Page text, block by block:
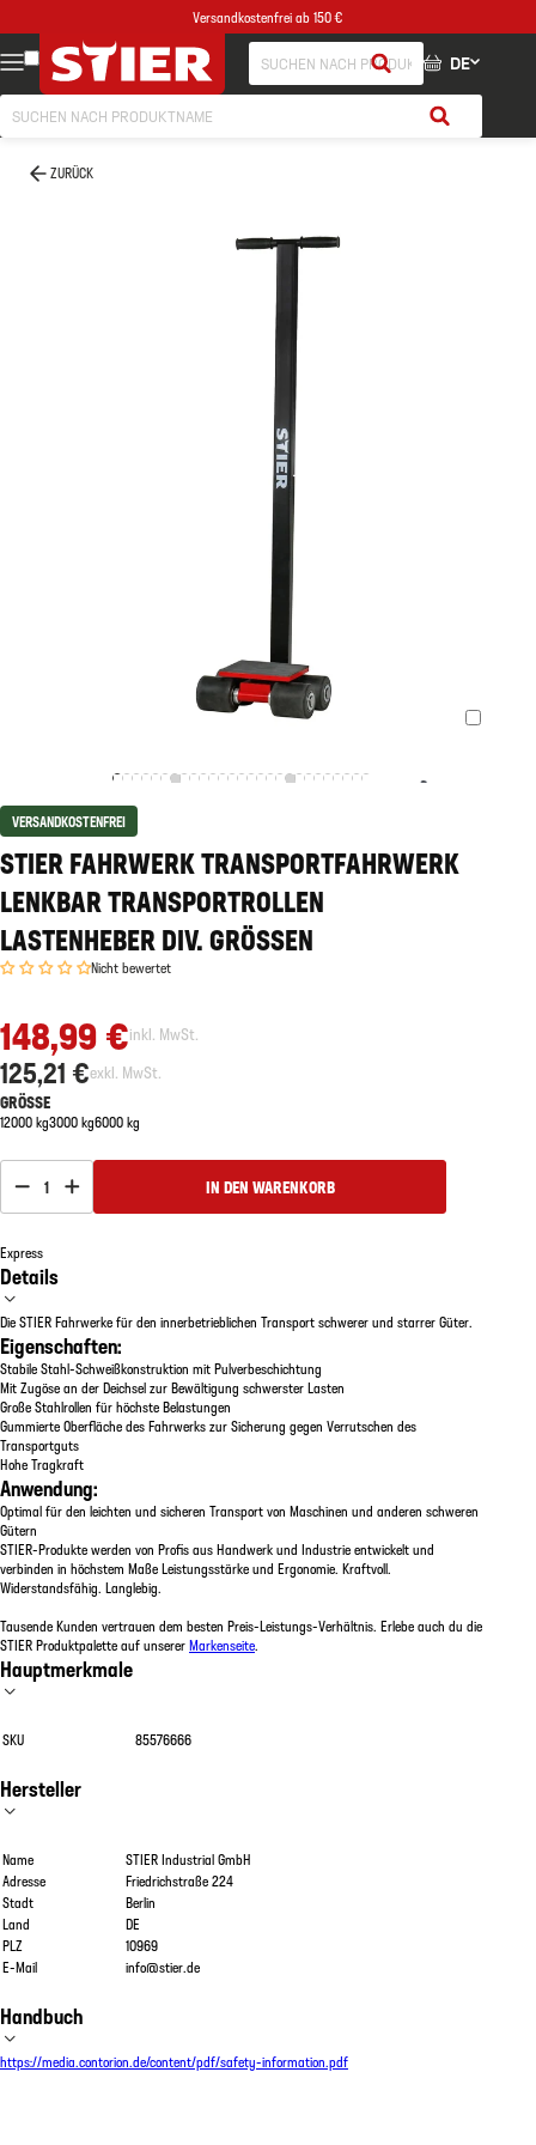
Versandkostenfrei ab 150 €
DE
ZURÜCK
VERSANDKOSTENFREI
STIER FAHRWERK TRANSPORTFAHRWERK
LENKBAR TRANSPORTROLLEN
LASTENHEBER DIV. GRÖSSEN
Nicht bewertet
148,99 €inkl. MwSt.
125,21 €exkl. MwSt.
GRÖSSE
12000 kg3000 kg6000 kg
1 IN DEN WARENKORB
Express
Details
Die STIER Fahrwerke für den innerbetrieblichen Transport schwerer und starrer Güter.
Eigenschaften:
Stabile Stahl-Schweißkonstruktion mit Pulverbeschichtung
Mit Zugöse an der Deichsel zur Bewältigung schwerster Lasten
Große Stahlrollen für höchste Belastungen
Gummierte Oberfläche des Fahrwerks zur Sicherung gegen Verrutschen des
Transportguts
Hohe Tragkraft
Anwendung:
Optimal für den leichten und sicheren Transport von Maschinen und anderen schweren
Gütern
STIER-Produkte werden von Profis aus Handwerk und Industrie entwickelt und
verbinden in höchstem Maße Leistungsstärke und Ergonomie. Kraftvoll.
Widerstandsfähig. Langlebig.
Tausende Kunden vertrauen dem besten Preis-Leistungs-Verhältnis. Erlebe auch du die
STIER Produktpalette auf unsererMarkenseite.
Hauptmerkmale
SKU 85576666
Hersteller
Name
STIER Industrial GmbH
Adresse
Friedrichstraße 224
Stadt
Berlin
Land
DE
PLZ
10969
E-Mail
info@stier.de
Handbuch
https://media.contorion.de/content/pdf/safety-information.pdf